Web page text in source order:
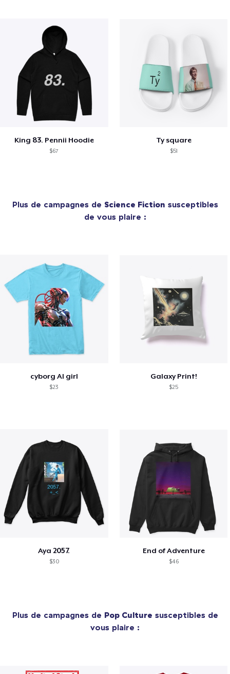
King 83. Pennii Hoodie
$67
Ty square
$51
Plus de campagnes de Science Fiction susceptibles
de vous plaire :
cyborg AI girl
$23
Galaxy Print!
$25
Aya 2057.
$30
End of Adventure
$46
Plus de campagnes de Pop Culture susceptibles de
vous plaire :